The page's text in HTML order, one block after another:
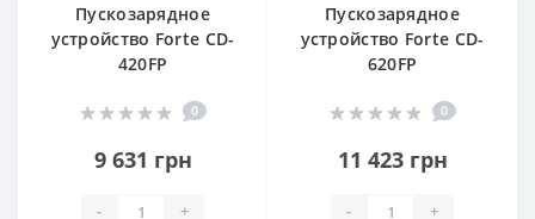
Пускозарядное
устройство Forte CD-
420FP
0
9 631 грн
- +
Пускозарядное
устройство Forte CD-
620FP
0
11 423 грн
- +